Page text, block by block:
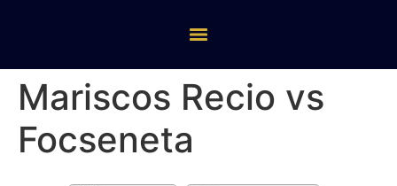
Mariscos Recio vs
Focseneta